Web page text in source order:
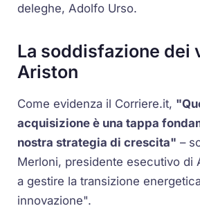
deleghe, Adolfo Urso.
La soddisfazione dei
Ariston
Come evidenza il Corriere.it,
acquisizione è una tappa
nostra strategia di crescita" –
Merloni, presidente esecutivo di
a gestire la transizione
innovazione".